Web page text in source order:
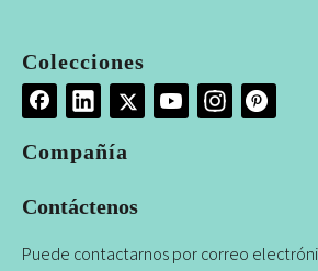
Colecciones
Compañía
Contáctenos
Puede contactarnos por correo